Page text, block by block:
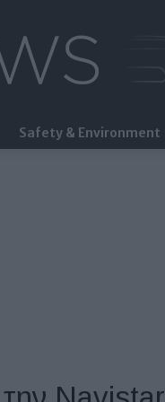
Safety & Environment